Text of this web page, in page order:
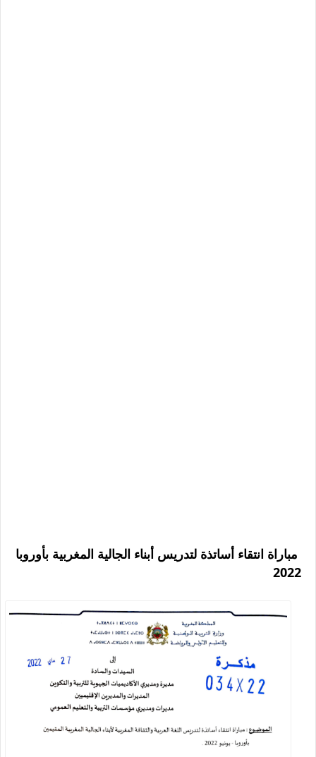
مباراة انتقاء أساتذة لتدريس أبناء الجالية المغربية بأوروبا
2022